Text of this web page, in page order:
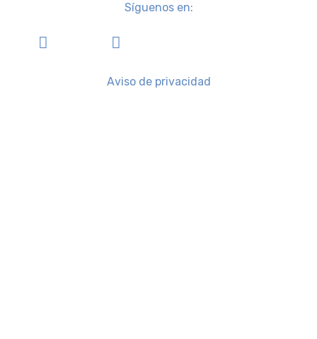
Síguenos en:
Aviso de privacidad